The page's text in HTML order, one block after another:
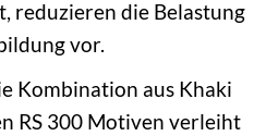
reduzieren die Belastung
vor.
Kombination aus Khaki
RS 300 Motiven verleiht